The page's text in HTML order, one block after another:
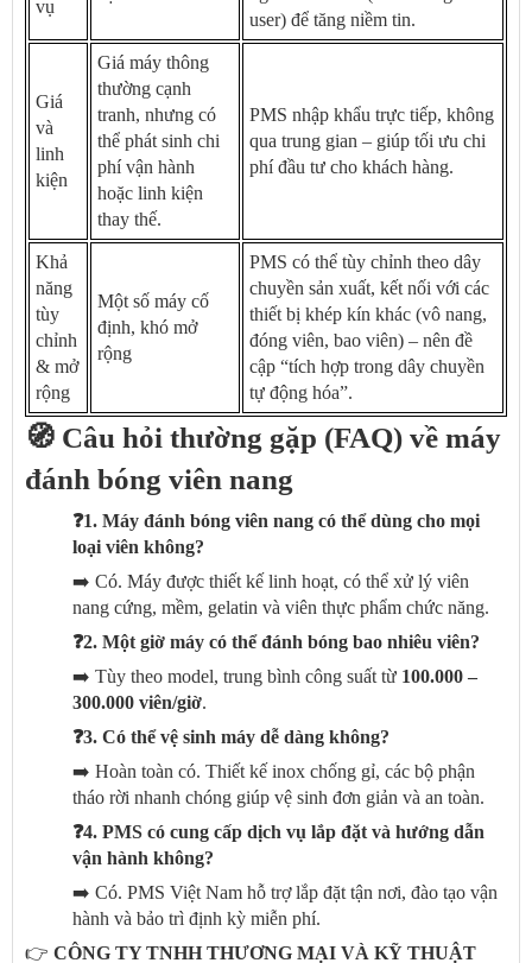
vụ
user) để tăng niềm tin.
Giá
và
linh
kiện
Giá máy thông
thường cạnh
tranh, nhưng có
thể phát sinh chi
phí vận hành
hoặc linh kiện
thay thế.
PMS nhập khẩu trực tiếp, không
qua trung gian – giúp tối ưu chi
phí đầu tư cho khách hàng.
Khả
năng
tùy
chỉnh
& mở
rộng
Một số máy cố
định, khó mở
rộng
PMS có thể tùy chỉnh theo dây
chuyền sản xuất, kết nối với các
thiết bị khép kín khác (vô nang,
đóng viên, bao viên) – nên đề
cập “tích hợp trong dây chuyền
tự động hóa”.
🧭 Câu hỏi thường gặp (FAQ) về máy
đánh bóng viên nang
❓1. Máy đánh bóng viên nang có thể dùng cho mọi
loại viên không?
➡️ Có. Máy được thiết kế linh hoạt, có thể xử lý viên
nang cứng, mềm, gelatin và viên thực phẩm chức năng.
❓2. Một giờ máy có thể đánh bóng bao nhiêu viên?
➡️ Tùy theo model, trung bình công suất từ 100.000 –
300.000 viên/giờ.
❓3. Có thể vệ sinh máy dễ dàng không?
➡️ Hoàn toàn có. Thiết kế inox chống gỉ, các bộ phận
tháo rời nhanh chóng giúp vệ sinh đơn giản và an toàn.
❓4. PMS có cung cấp dịch vụ lắp đặt và hướng dẫn
vận hành không?
➡️ Có. PMS Việt Nam hỗ trợ lắp đặt tận nơi, đào tạo vận
hành và bảo trì định kỳ miễn phí.
👉 CÔNG TY TNHH THƯƠNG MẠI VÀ KỸ THUẬT